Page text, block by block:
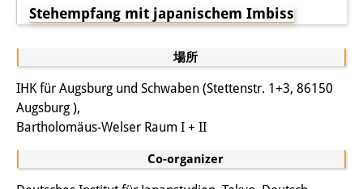
場所
IHK für Augsburg und Schwaben (Stettenstr. 1+3, 86150
Augsburg ),
Bartholomäus-Welser Raum I + II
Co-organizer
Stehempfang mit japanischem Imbiss